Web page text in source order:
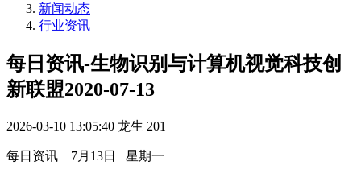
新闻动态
行业资讯
每日资讯-生物识别与计算机视觉科技创
新联盟2020-07-13
2026-03-10 13:05:40 龙生 201
每日资讯 7月13日 星期一